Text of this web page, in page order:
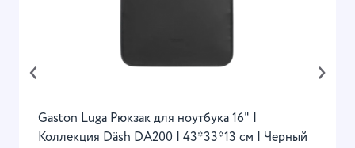
Gaston Luga Рюкзак для ноутбука 16" |
Коллекция Däsh DA200 | 43*33*13 см | Черный
‹ ›